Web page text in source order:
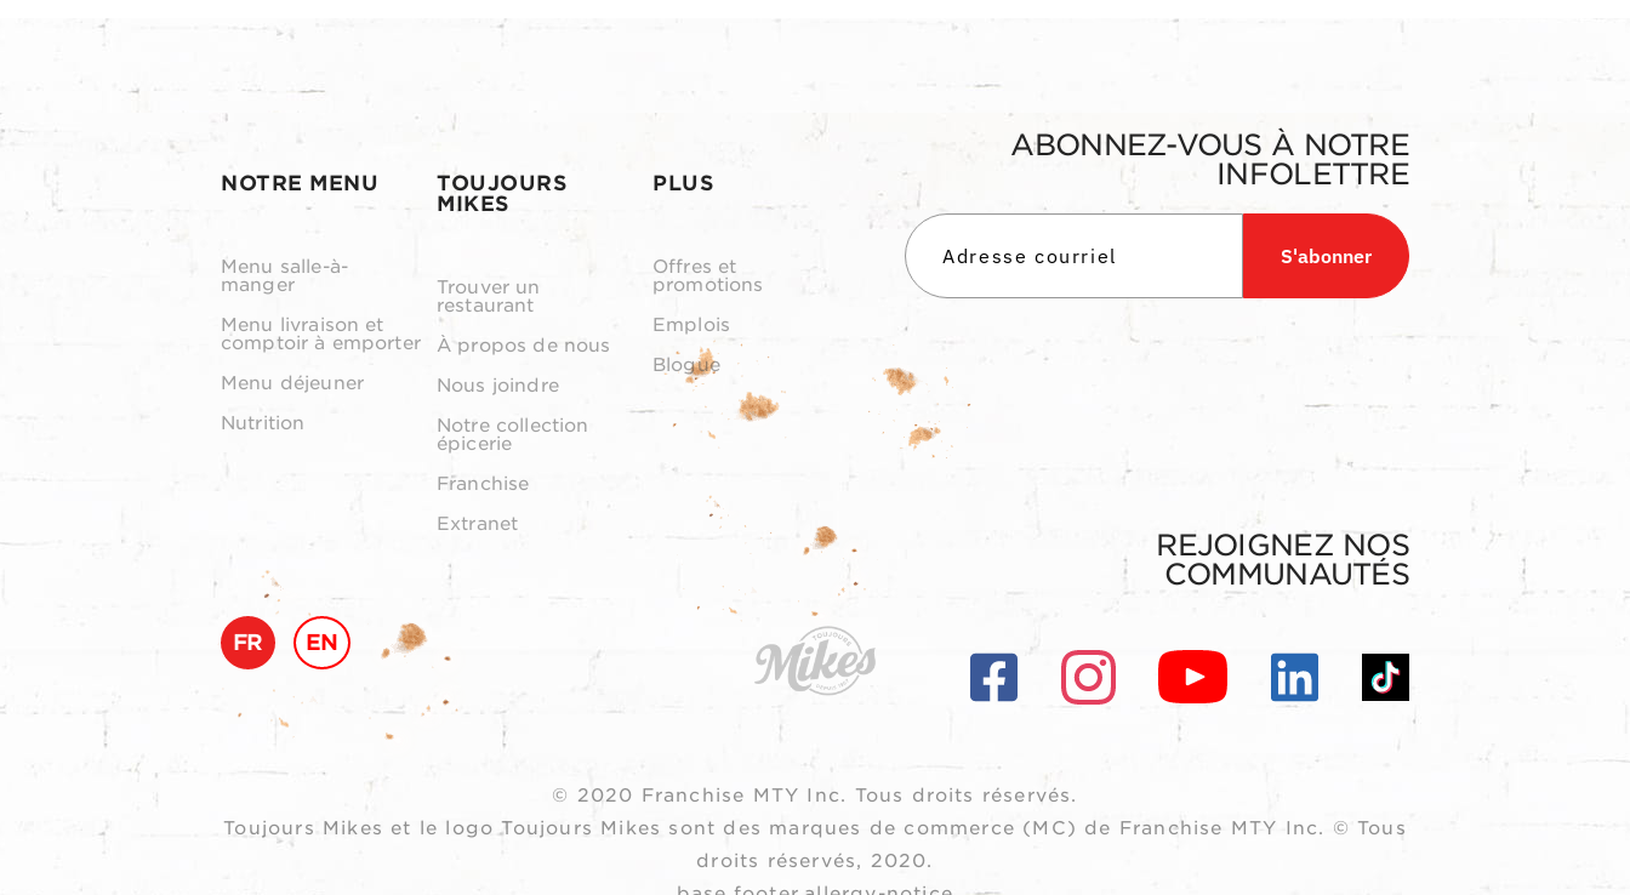
NOTRE MENU
Menu salle-à-
manger
Menu livraison et
comptoir à emporter
Menu déjeuner
Nutrition
TOUJOURS
MIKES
Trouver un
restaurant
À propos de nous
Nous joindre
Notre collection
épicerie
Franchise
Extranet
PLUS
Offres et
promotions
Emplois
Blogue
ABONNEZ-VOUS À NOTRE
INFOLETTRE
S'abonner
FR EN
REJOIGNEZ NOS
COMMUNAUTÉS
© 2020 Franchise MTY Inc. Tous droits réservés.
Toujours Mikes et le logo Toujours Mikes sont des marques de commerce (MC) de Franchise MTY Inc. © Tous
droits réservés, 2020.